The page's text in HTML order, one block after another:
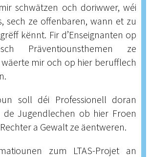
schwätzen och doriwwer, wéi
sech ze offenbaren, wann et zu
kënnt. Fir d’Enseignanten op
Präventiounsthemen ze
mir och op hier berufflech
soll déi Professionell doran
de Jugendlechen ob hier Froen
a Gewalt ze äentweren.
zum LTAS-Projet an